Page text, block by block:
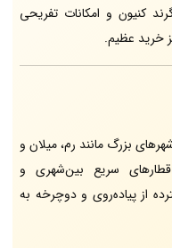
کنیون و امکانات تفریحی
خرید عظیم.
بزرگ مانند رم، میلان و
قطارهای سریع بین‌شهری و
از پیاده‌روی و دوچرخه به